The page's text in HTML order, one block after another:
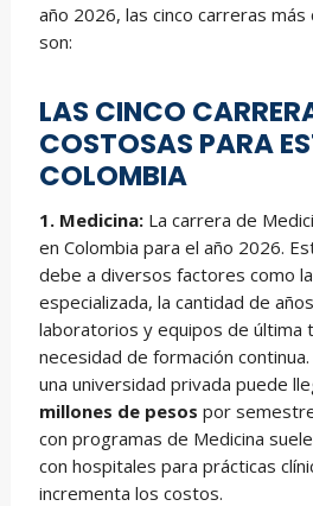
año 2026, las cinco carreras
son:
LAS CINCO
COSTOSAS PARA
COLOMBIA
1. Medicina: La carrera de
en Colombia para el año 2026.
debe a diversos factores como
especializada, la cantidad de
laboratorios y equipos de última
necesidad de formación
una universidad privada puede
millones de pesos por
con programas de Medicina
con hospitales para prácticas
incrementa los costos.